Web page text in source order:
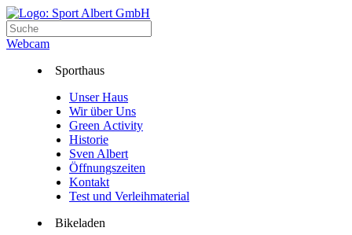
Webcam
Sporthaus
Unser Haus
Wir über Uns
Green Activity
Historie
Sven Albert
Öffnungszeiten
Kontakt
Test und Verleihmaterial
Bikeladen